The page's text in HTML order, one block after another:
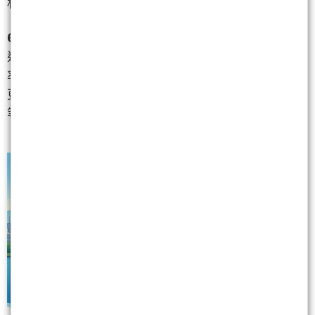
60 歲以上的退休族：求的是「現金流與保本」
退休後最怕資產劇烈波動。這時選股邏輯應以「殖利
率優先」，參考 10 年平均殖利率表現。比起價差，妳
更需要穩定的每月現金收入，並搭配一定比例的投資
等級債券。